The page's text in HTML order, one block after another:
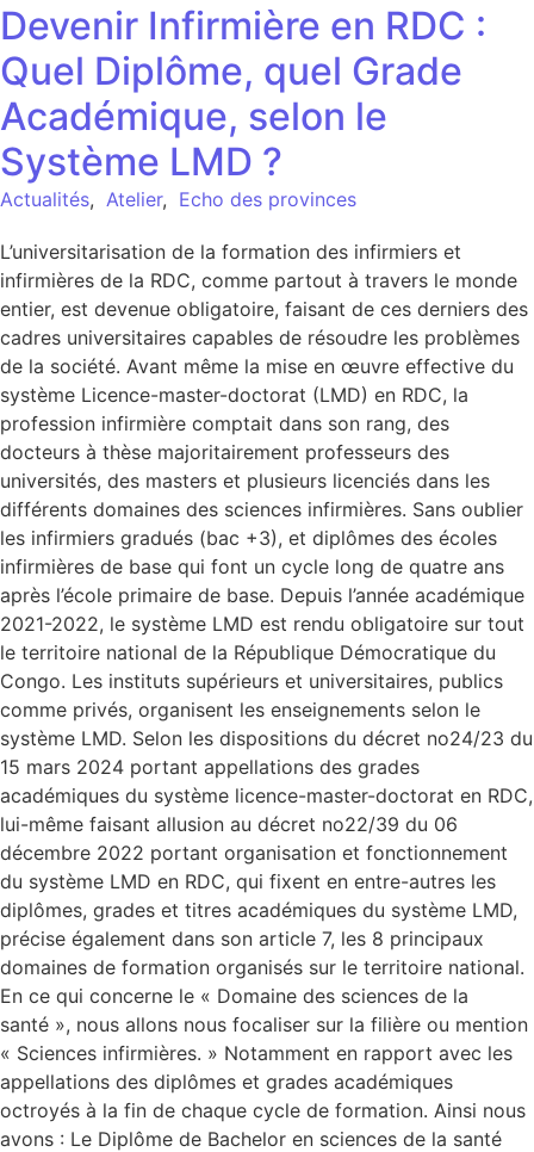
Devenir Infirmière en RDC :
Quel Diplôme, quel Grade
Académique, selon le
Système LMD ?
Actualités, Atelier, Echo des provinces
L’universitarisation de la formation des infirmiers et
infirmières de la RDC, comme partout à travers le monde
entier, est devenue obligatoire, faisant de ces derniers des
cadres universitaires capables de résoudre les problèmes
de la société. Avant même la mise en œuvre effective du
système Licence-master-doctorat (LMD) en RDC, la
profession infirmière comptait dans son rang, des
docteurs à thèse majoritairement professeurs des
universités, des masters et plusieurs licenciés dans les
différents domaines des sciences infirmières. Sans oublier
les infirmiers gradués (bac +3), et diplômes des écoles
infirmières de base qui font un cycle long de quatre ans
après l’école primaire de base. Depuis l’année académique
2021-2022, le système LMD est rendu obligatoire sur tout
le territoire national de la République Démocratique du
Congo. Les instituts supérieurs et universitaires, publics
comme privés, organisent les enseignements selon le
système LMD. Selon les dispositions du décret no24/23 du
15 mars 2024 portant appellations des grades
académiques du système licence-master-doctorat en RDC,
lui-même faisant allusion au décret no22/39 du 06
décembre 2022 portant organisation et fonctionnement
du système LMD en RDC, qui fixent en entre-autres les
diplômes, grades et titres académiques du système LMD,
précise également dans son article 7, les 8 principaux
domaines de formation organisés sur le territoire national.
En ce qui concerne le « Domaine des sciences de la
santé », nous allons nous focaliser sur la filière ou mention
« Sciences infirmières. » Notamment en rapport avec les
appellations des diplômes et grades académiques
octroyés à la fin de chaque cycle de formation. Ainsi nous
avons : Le Diplôme de Bachelor en sciences de la santé